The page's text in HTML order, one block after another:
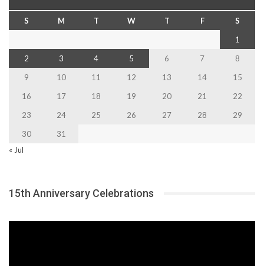
S M T W T F
S
1
2
3 4 5 6 7
8
9
10 11 12 13 14
15
16
17 18 19 20 21
22
23
24 25 26 27 28
29
30
31
« Jul
15th Anniversary Celebrations